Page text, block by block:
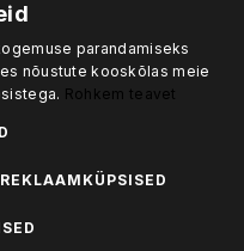
parandamiseks
nõustute kooskõlas meie
Rohkem teavet
REKLAAMKÜPSISED